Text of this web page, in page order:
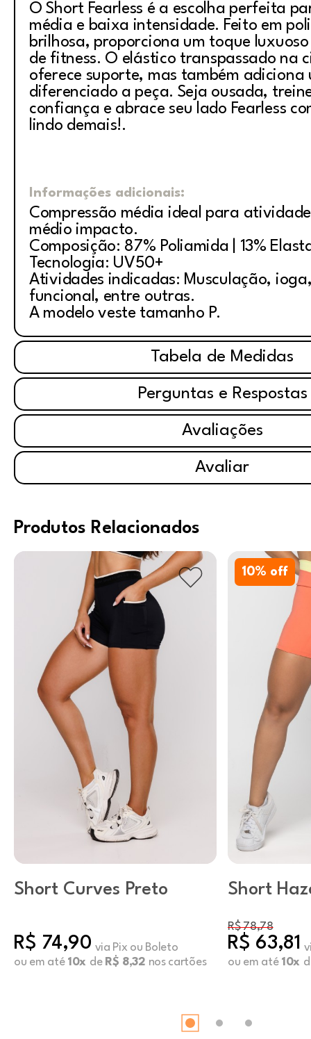
O Short Fearless é a escolha perfeita
média e baixa intensidade. Feito em
brilhosa, proporciona um toque
de fitness. O elástico transpassado na
oferece suporte, mas também adiciona
diferenciado a peça. Seja ousada,
confiança e abrace seu lado Fearless
lindo demais!.
Informações adicionais:
Compressão média ideal para
médio impacto.
Composição: 87% Poliamida | 13%
Tecnologia: UV50+
Atividades indicadas: Musculação,
funcional, entre outras.
A modelo veste tamanho P.
Tabela de Medidas
Perguntas e Respostas
Avaliações
Avaliar
Produtos Relacionados
Short Curves Preto
R$ 74,90 via Pix ou Boleto
ou em até 10x de R$ 8,32 nos cartões
10% off
Short
R$ 78,78
R$ 63,81
ou em até 10x